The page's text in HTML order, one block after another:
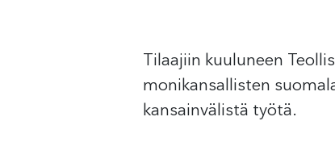
Tilaajiin kuuluneen
monikansallisten
kansainvälistä työtä.